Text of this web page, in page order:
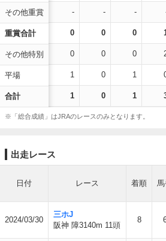
その他重賞
重賞合計
その他特別
平場
合計
- - -
0 0 0
0 0 0
1 0 1
1 0 1
※「総合成績」はJRAのレースのみとなります。
出走レース
日付 レース 着順 馬
2024/03/30
三ホJ
阪神 障3140m 11頭
8